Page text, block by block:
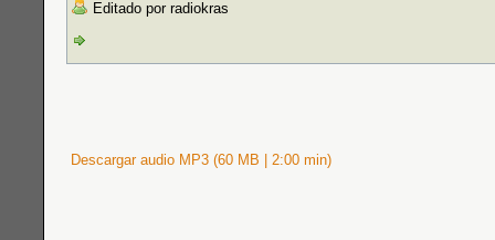
Editado por radiokras
Descargar audio MP3 (60 MB | 2:00 min)